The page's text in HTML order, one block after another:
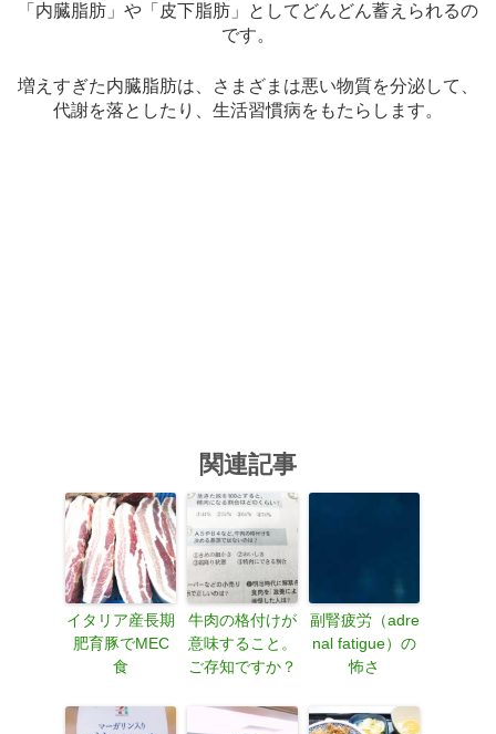
「内臓脂肪」や「皮下脂肪」としてどんどん蓄えられるの
です。
増えすぎた内臓脂肪は、さまざまは悪い物質を分泌して、
代謝を落としたり、生活習慣病をもたらします。
関連記事
イタリア産長期
肥育豚でMEC
食
牛肉の格付けが
意味すること。
ご存知ですか？
副腎疲労（adre
nal fatigue）の
怖さ